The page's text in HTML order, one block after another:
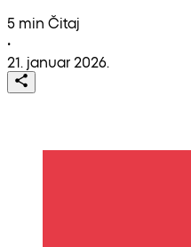
5 min Čitaj
•
21. januar 2026.